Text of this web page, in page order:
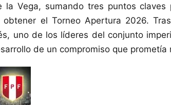
la Vega, sumando tres puntos
el Torneo Apertura 2026.
uno de los líderes del conjunto
de un compromiso que